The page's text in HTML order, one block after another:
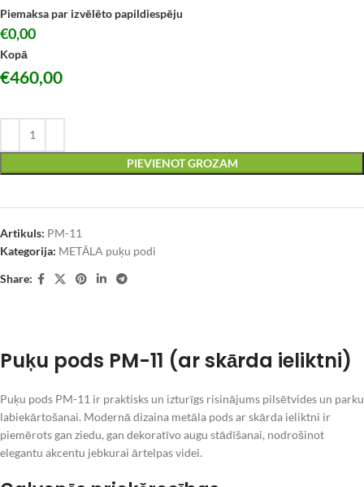
Piemaksa par izvēlēto papildiespēju
€0,00
Kopā
€460,00
PIEVIENOT GROZAM
Artikuls: PM-11
Kategorija: METĀLA puķu podi
Share:
Puķu pods PM-11 (ar skārda ieliktni)
Puķu pods PM-11 ir praktisks un izturīgs risinājums pilsētvides un parku
labiekārtošanai. Modernā dizaina metāla pods ar skārda ieliktni ir
piemērots gan ziedu, gan dekoratīvo augu stādīšanai, nodrošinot
elegantu akcentu jebkurai ārtelpas videi.